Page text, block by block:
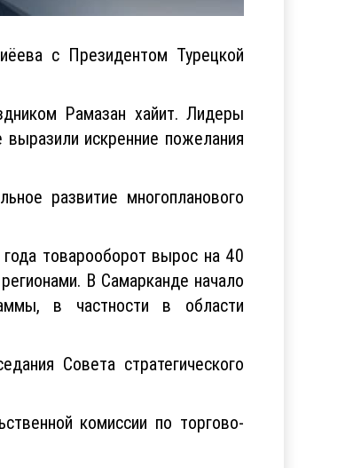
с Президентом Турецкой
Рамазан хайит. Лидеры
искренние пожелания
развитие многопланового
года товарооборот вырос на 40
В Самарканде начало
в частности в области
Совета стратегического
комиссии по торгово-